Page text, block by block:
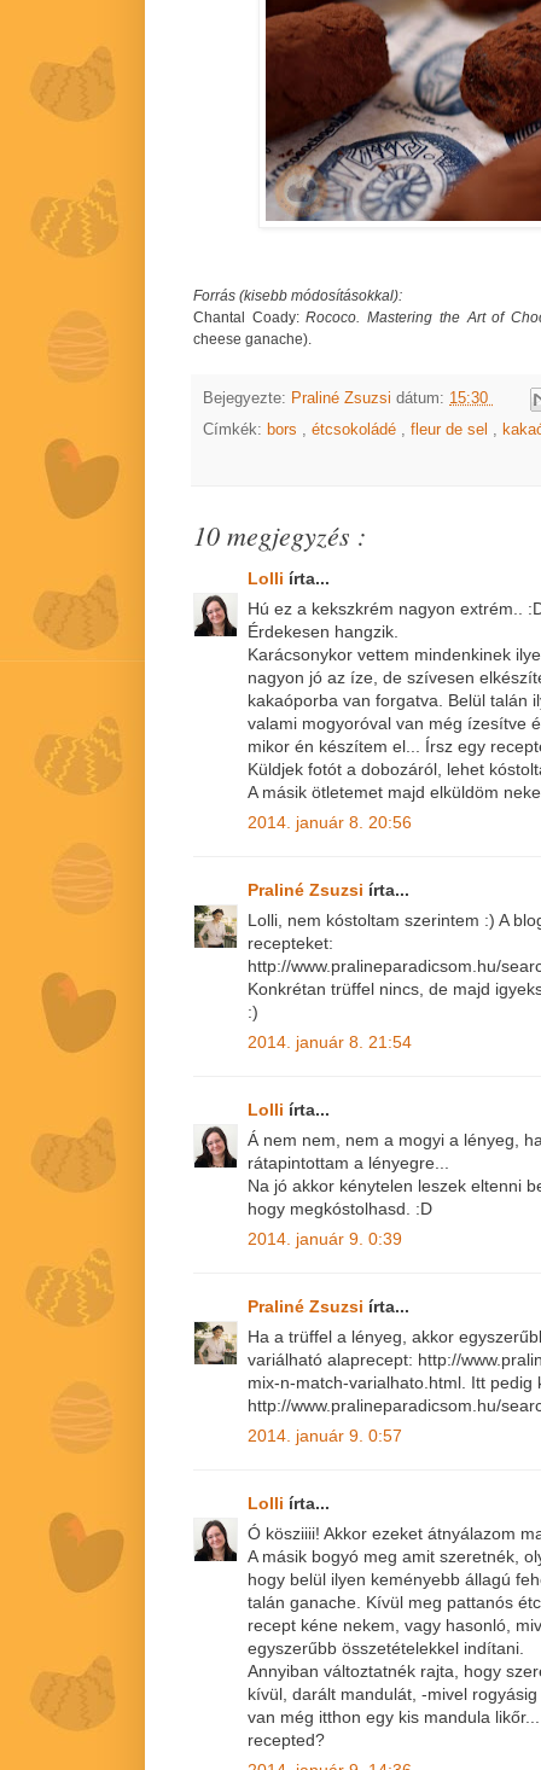
Forrás (kisebb módosításokkal):
Chantal Coady:Rococo. Mastering the Art of
cheese ganache).
Bejegyezte: Praliné Zsuzsi dátum: 15:30
Címkék: bors , étcsokoládé , fleur de sel ,
10 megjegyzés :
Lolli írta...
Hú ez a kekszkrém nagyon extrém..
Érdekesen hangzik.
Karácsonykor vettem mindenkinek
nagyon jó az íze, de szívesen
kakaóporba van forgatva. Belül talán
valami mogyoróval van még ízesítve
mikor én készítem el... Írsz egy
Küldjek fotót a dobozáról, lehet
A másik ötletemet majd elküldöm
2014. január 8. 20:56
Praliné Zsuzsi írta...
Lolli, nem kóstoltam szerintem :) A
recepteket:
http://www.pralineparadicsom.hu/
Konkrétan trüffel nincs, de majd
:)
2014. január 8. 21:54
Lolli írta...
Á nem nem, nem a mogyi a lényeg,
rátapintottam a lényegre...
Na jó akkor kénytelen leszek eltenni
hogy megkóstolhasd. :D
2014. január 9. 0:39
Praliné Zsuzsi írta...
Ha a trüffel a lényeg, akkor
variálható alaprecept: http://
mix-n-match-varialhato.html. Itt pedig
http://www.pralineparadicsom.hu/
2014. január 9. 0:57
Lolli írta...
Ó kösziiii! Akkor ezeket átnyálazom
A másik bogyó meg amit szeretnék,
hogy belül ilyen keményebb állagú
talán ganache. Kívül meg pattanós
recept kéne nekem, vagy hasonló,
egyszerűbb összetételekkel indítani.
Annyiban változtatnék rajta, hogy
kívül, darált mandulát, -mivel
van még itthon egy kis mandula
recepted?